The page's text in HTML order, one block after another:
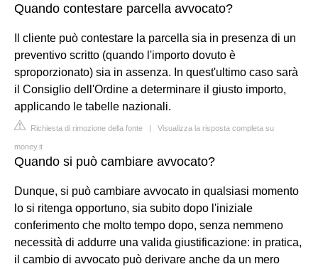
Quando contestare parcella avvocato?
Il cliente può contestare la parcella sia in presenza di un
preventivo scritto (quando l'importo dovuto è
sproporzionato) sia in assenza. In quest'ultimo caso sarà
il Consiglio dell'Ordine a determinare il giusto importo,
applicando le tabelle nazionali.
Richiesta di rimozione della fonte | Visualizza la risposta completa su
money.it
Quando si può cambiare avvocato?
Dunque, si può cambiare avvocato in qualsiasi momento
lo si ritenga opportuno, sia subito dopo l'iniziale
conferimento che molto tempo dopo, senza nemmeno
necessità di addurre una valida giustificazione: in pratica,
il cambio di avvocato può derivare anche da un mero